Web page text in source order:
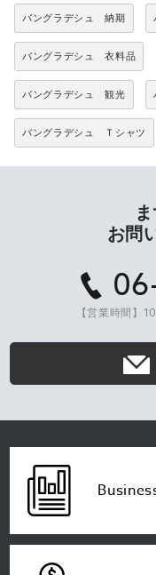
バングラデシュ 納期
バングラデシュ 衣料品
バングラデシュ 観光
バングラデシュ Ｔシャツ
お問
【営業時間】